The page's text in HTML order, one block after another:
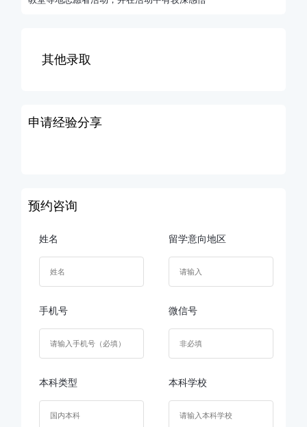
其他录取
申请经验分享
预约咨询
姓名 留学意向地区
手机号 微信号
本科类型 本科学校